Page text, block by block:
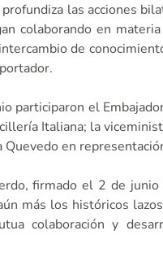
profundiza las acciones
colaborando en
de
participaron el
Italiana; la
Quevedo en
firmado el 2 de
más los históricos
colaboración y